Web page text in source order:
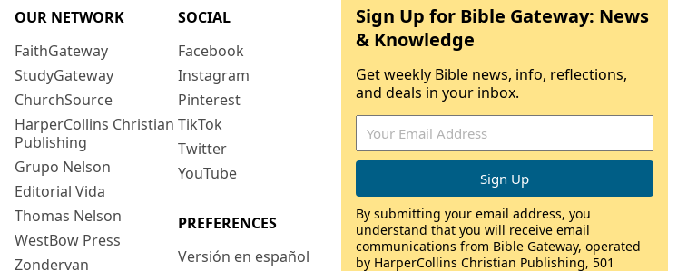
OUR NETWORK
FaithGateway
StudyGateway
ChurchSource
HarperCollins Christian
Publishing
Grupo Nelson
Editorial Vida
Thomas Nelson
WestBow Press
Zondervan
SOCIAL
Facebook
Instagram
Pinterest
TikTok
Twitter
YouTube
PREFERENCES
Versión en español
Sign Up for Bible Gateway: News
& Knowledge
Get weekly Bible news, info, reflections,
and deals in your inbox.
By submitting your email address, you
understand that you will receive email
communications from Bible Gateway, operated
by HarperCollins Christian Publishing, 501